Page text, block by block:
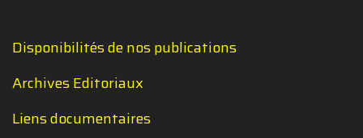
Disponibilités de nos publications
Archives Editoriaux
Liens documentaires